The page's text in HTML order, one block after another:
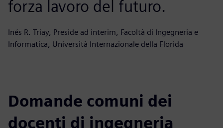
forza lavoro del futuro.
Inés R. Triay, Preside ad interim, Facoltà di Ingegneria e
Informatica, Università Internazionale della Florida
Domande comuni dei
docenti di ingegneria